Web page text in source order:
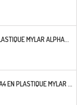
POCHOIR A4 EN PLASTIQUE MYLAR ALPHABET LETTRE TYPO RAVIE 30 MM
POCHOIR LETTRE A4 EN PLASTIQUE MYLAR ALPHABET LETTRES SCRIPT CAPITALES 25 MM